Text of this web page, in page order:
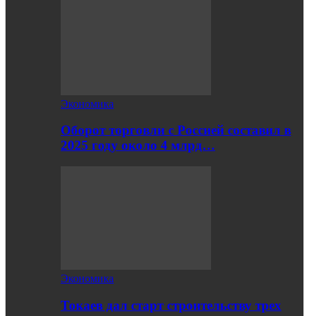
Экономика
Оборот торговли с Россией составил в
2025 году около 4 млрд…
Экономика
Токаев дал старт строительству трех